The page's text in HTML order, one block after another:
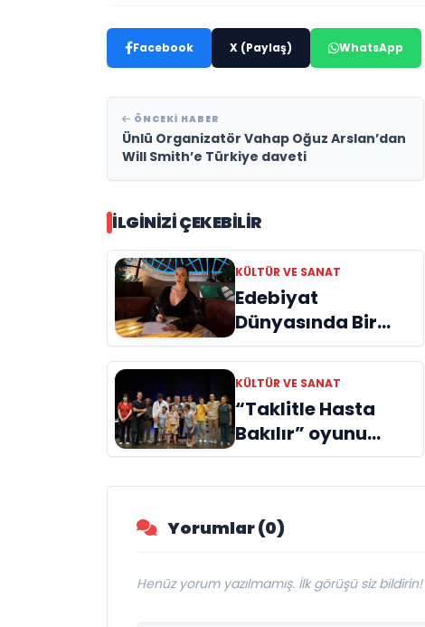
Facebook X (Paylaş) WhatsApp
ÖNCEKI HABER
Ünlü Organizatör Vahap Oğuz Arslan’dan
Will Smith’e Türkiye daveti
İLGINIZI ÇEKEBILIR
KÜLTÜR VE SANAT
Edebiyat
Dünyasında Bir
Genç Deha
Doğuyor: Dilruba
Engin ve Zift Karası
Evreni ‘AVENOİR’
KÜLTÜR VE SANAT
“Taklitle Hasta
Bakılır” oyunu
engelleri sanatla
aştı
Yorumlar (0)
Henüz yorum yazılmamış. İlk görüşü siz bildirin!